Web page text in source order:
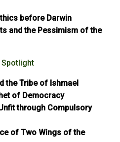
before Darwin
and the Pessimism of the
Spotlight
the Tribe of Ishmael
of Democracy
through Compulsory
of Two Wings of the